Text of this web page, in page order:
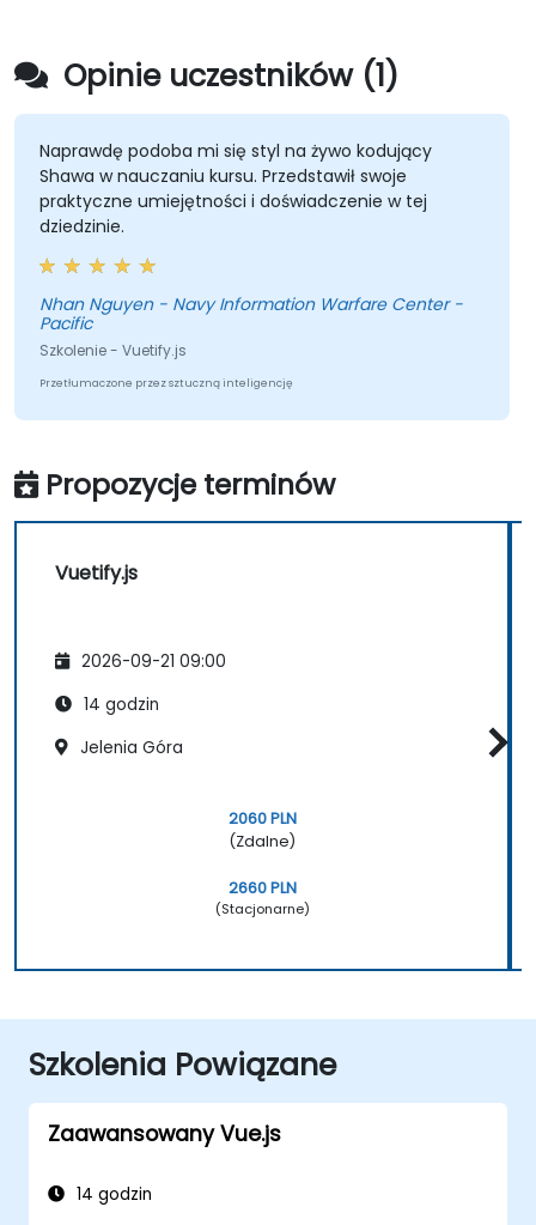
Opinie uczestników (1)
Naprawdę podoba mi się styl na żywo kodujący
Shawa w nauczaniu kursu. Przedstawił swoje
praktyczne umiejętności i doświadczenie w tej
dziedzinie.
Nhan Nguyen - Navy Information Warfare Center -
Pacific
Szkolenie - Vuetify.js
Przetłumaczone przez sztuczną inteligencję
Propozycje terminów
Vuetify.js
2026-09-21 09:00
14 godzin
Jelenia Góra
2060 PLN
(Zdalne)
2660 PLN
(Stacjonarne)
Szkolenia Powiązane
Zaawansowany Vue.js
14 godzin